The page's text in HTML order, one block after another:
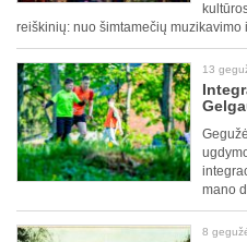
reiškinių: nuo šimtamečių
13
mano
8